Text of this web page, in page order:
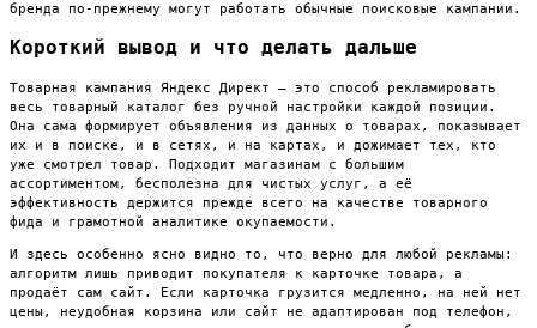
бренда по-прежнему могут работать обычные поисковые кампании.
Короткий вывод и что делать дальше
Товарная кампания Яндекс Директ — это способ рекламировать
весь товарный каталог без ручной настройки каждой позиции.
Она сама формирует объявления из данных о товарах, показывает
их и в поиске, и в сетях, и на картах, и дожимает тех, кто
уже смотрел товар. Подходит магазинам с большим
ассортиментом, бесполезна для чистых услуг, а её
эффективность держится прежде всего на качестве товарного
фида и грамотной аналитике окупаемости.
И здесь особенно ясно видно то, что верно для любой рекламы:
алгоритм лишь приводит покупателя к карточке товара, а
продаёт сам сайт. Если карточка грузится медленно, на ней нет
цены, неудобная корзина или сайт не адаптирован под телефон,